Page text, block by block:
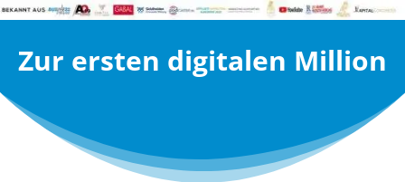
Zur ersten digitalen Million